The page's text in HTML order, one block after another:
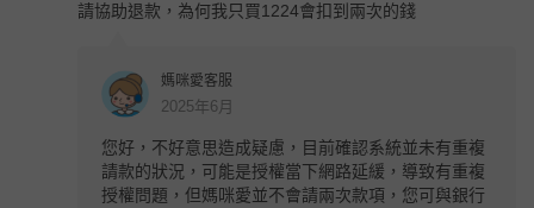
請協助退款，為何我只買1224會扣到兩次的錢
媽咪愛客服
2025年6月
您好，不好意思造成疑慮，目前確認系統並未有重複
請款的狀況，可能是授權當下網路延緩，導致有重複
授權問題，但媽咪愛並不會請兩次款項，您可與銀行